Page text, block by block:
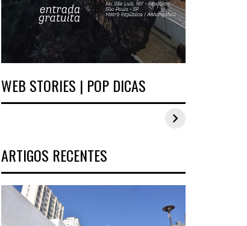
WEB STORIES | POP DICAS
Inspirações de looks
plus size para o
Estilo Pop Plus:
looks plus size da
edição de
ARTIGOS RECENTES